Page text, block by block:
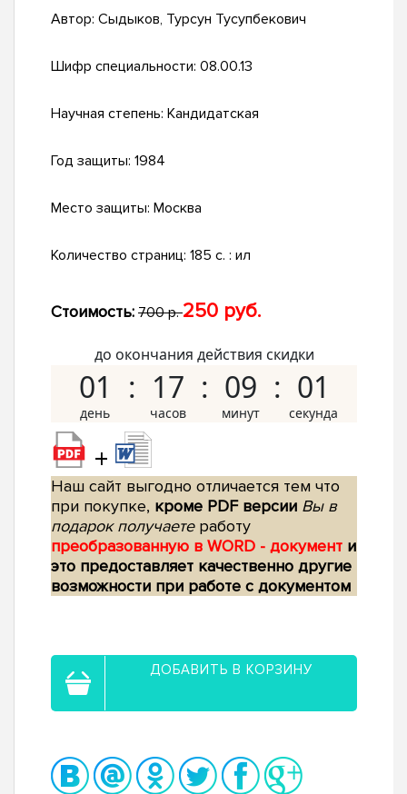
Автор: Сыдыков, Турсун Тусупбекович
Шифр специальности: 08.00.13
Научная степень: Кандидатская
Год защиты: 1984
Место защиты: Москва
Количество страниц: 185 c. : ил
Стоимость: 700 р.250 руб.
до окончания действия скидки
01 17 09 00
+
Наш сайт выгодно отличается тем что
при покупке, кроме PDF версии Вы в
подарок получаетеработу
преобразованную в WORD - документ и
это предоставляет качественно другие
возможности при работе с документом
ДОБАВИТЬ В КОРЗИНУ